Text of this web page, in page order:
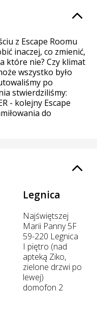
z Escape Roomu
inaczej, co zmienić,
które nie? Czy klimat
wszystko było
po
stwierdziliśmy:
- kolejny Escape
do
Legnica
Najświętszej
Marii Panny 5F
59-220 Legnica
I piętro (nad
apteką Ziko,
zielone drzwi po
lewej)
domofon 2